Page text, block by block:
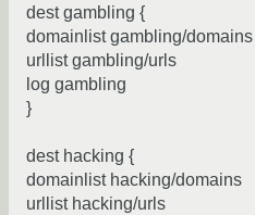
dest gambling {
domainlist gambling/domains
urllist gambling/urls
log gambling
}
dest hacking {
domainlist hacking/domains
urllist hacking/urls